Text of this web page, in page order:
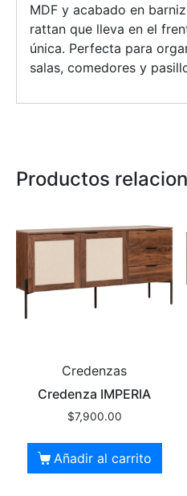
MDF y acabado en
rattan que lleva en el
única. Perfecta para
salas, comedores y
Productos
Credenzas
Credenza IMPERIA
$7,900.00
Añadir al carrito